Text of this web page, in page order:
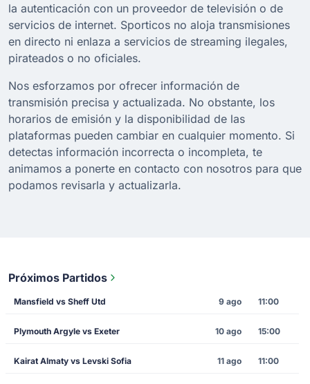
la autenticación con un proveedor de televisión o de
servicios de internet. Sporticos no aloja transmisiones
en directo ni enlaza a servicios de streaming ilegales,
pirateados o no oficiales.
Nos esforzamos por ofrecer información de
transmisión precisa y actualizada. No obstante, los
horarios de emisión y la disponibilidad de las
plataformas pueden cambiar en cualquier momento. Si
detectas información incorrecta o incompleta, te
animamos a ponerte en contacto con nosotros para que
podamos revisarla y actualizarla.
Próximos Partidos
Mansfield vs Sheff Utd 9 ago 11:00
Plymouth Argyle vs Exeter 10 ago 15:00
Kairat Almaty vs Levski Sofia 11 ago 11:00